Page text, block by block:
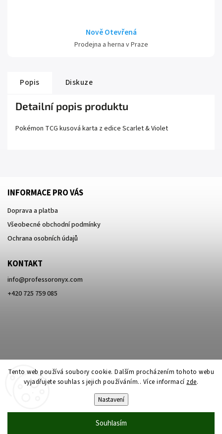
Tento web používá soubory cookie. Dalším procházením tohoto webu
vyjadřujete souhlas s jejich používáním.. Více informací zde.
Nastavení
Souhlasím
Nově Otevřená
Prodejna a herna v Praze
Popis Diskuze
Detailní popis produktu
Pokémon TCG kusová karta z edice Scarlet& Violet
INFORMACE PRO VÁS
Doprava a platba
Všeobecné obchodní podmínky
Ochrana osobních údajů
KONTAKT
info@professoronyx.com
+420 725 759 085
Professor Onyx. Všechna práva vyhrazena.